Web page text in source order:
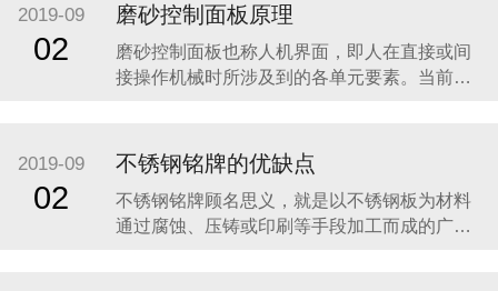
2019-09
02
磨砂控制面板原理
磨砂控制面板也称人机界面，即人在直接或间
接操作机械时所涉及到的各单元要素。当前，
的纽带，直接影响到机械的工作效率、操作的
安全性、准确性和可靠性等等，因此人机界面
设计是机械设计中的一个重要环节。目前机械
设计中仅注
2019-09
02
不锈钢铭牌的优缺点
不锈钢铭牌顾名思义，就是以不锈钢板为材料
通过腐蚀、压铸或印刷等手段加工而成的广告